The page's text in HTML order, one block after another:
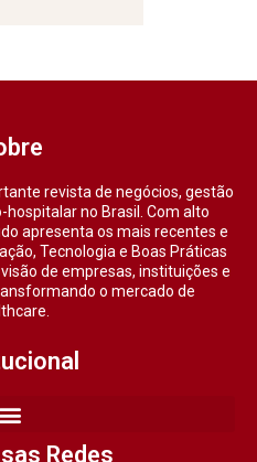
revista de negócios, gestão
no Brasil. Com alto
apresenta os mais recentes e
Tecnologia e Boas Práticas
de empresas, instituições e
o mercado de
Redes